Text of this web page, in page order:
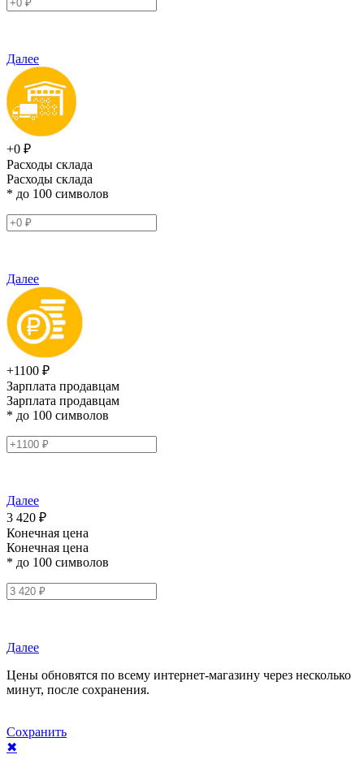
Далее
+0 ₽
Расходы склада
Расходы склада
* до 100 символов
Далее
+1100 ₽
Зарплата продавцам
Зарплата продавцам
* до 100 символов
Далее
3 420 ₽
Конечная цена
Конечная цена
* до 100 символов
Далее
Цены обновятся по всему интернет-магазину через несколько
минут, после сохранения.
Сохранить
✖